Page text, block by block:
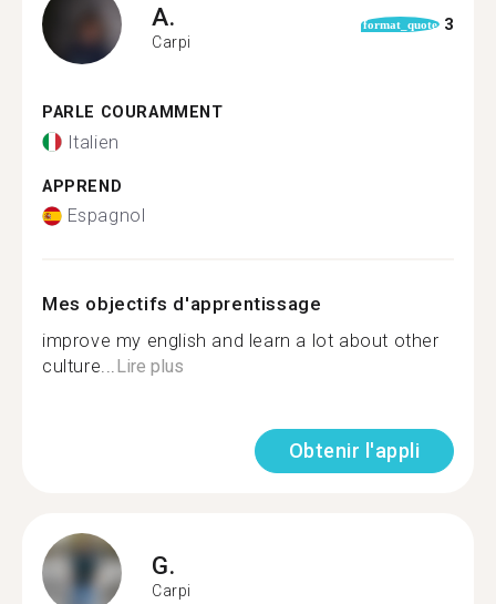
A.
Carpi
format_quote 3
PARLE COURAMMENT
Italien
APPREND
Espagnol
Mes objectifs d'apprentissage
improve my english and learn a lot about other
culture...Lire plus
Obtenir l'appli
G.
Carpi